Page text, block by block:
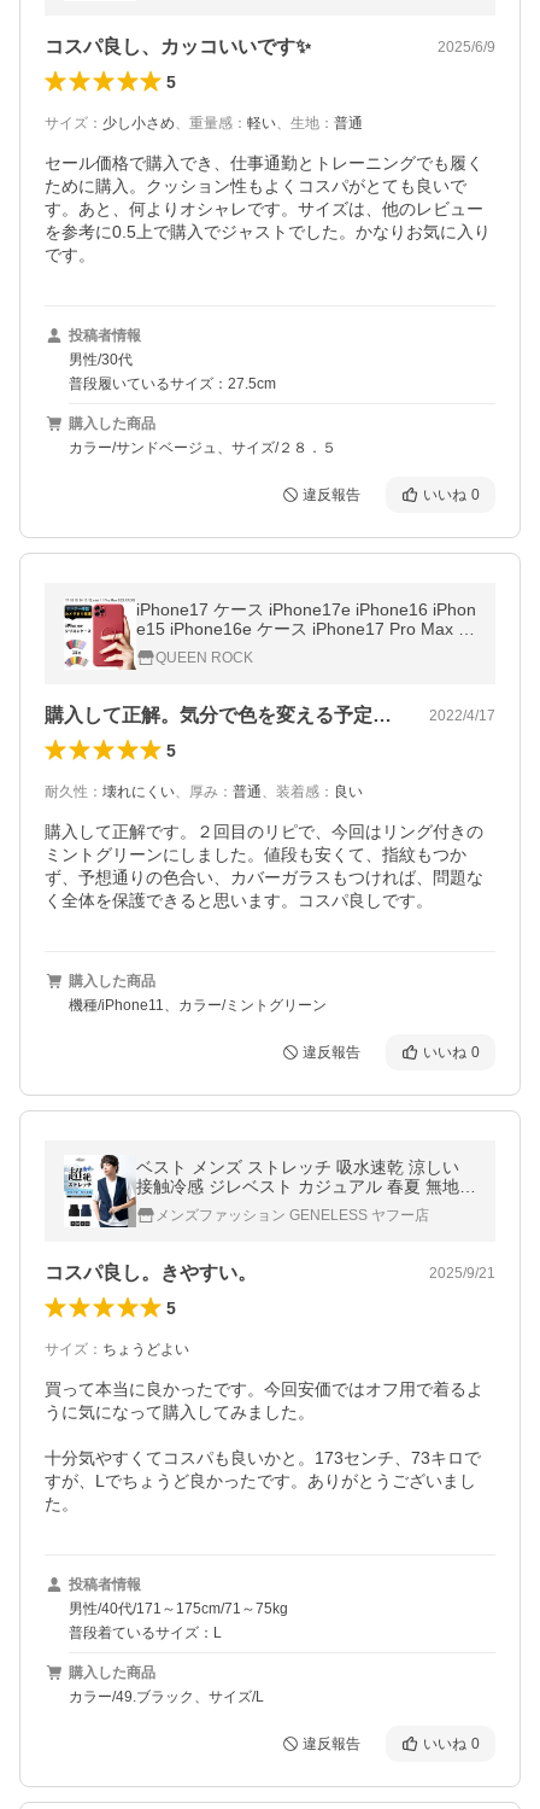
コスパ良し、カッコいいです✨ 2025/6/9
5
サイズ ： 少し小さめ、 重量感 ： 軽い、 生地 ： 普通
セール価格で購入でき、仕事通勤とトレーニングでも履く
ために購入。クッション性もよくコスパがとても良いで
す。あと、何よりオシャレです。サイズは、他のレビュー
を参考に0.5上で購入でジャストでした。かなりお気に入り
です。
投稿者情報
男性/30代
普段履いているサイズ：27.5cm
購入した商品
カラー/サンドベージュ、サイズ/２８．５
違反報告 いいね 0
iPhone17 ケース iPhone17e iPhone16 iPhon
e15 iPhone16e ケース iPhone17 Pro Max Pl
us Air ケース iPhone14 iPhone13 iPhone12
mini 11 SE3 ケース リング付き
QUEEN ROCK
購入して正解。気分で色を変える予定です。 2022/4/17
5
耐久性 ： 壊れにくい、 厚み ： 普通、 装着感 ： 良い
購入して正解です。２回目のリピで、今回はリング付きの
ミントグリーンにしました。値段も安くて、指紋もつか
ず、予想通りの色合い、カバーガラスもつければ、問題な
く全体を保護できると思います。コスパ良しです。
購入した商品
機種/iPhone11、カラー/ミントグリーン
違反報告 いいね 0
ベスト メンズ ストレッチ 吸水速乾 涼しい
接触冷感 ジレベスト カジュアル 春夏 無地 L
在宅 夏 ビジネス おしゃれ シンプル 全2色
通気性
メンズファッション GENELESS ヤフー店
コスパ良し。きやすい。 2025/9/21
5
サイズ ： ちょうどよい
買って本当に良かったです。今回安価ではオフ用で着るよ
うに気になって購入してみました。
十分気やすくてコスパも良いかと。173センチ、73キロで
すが、Lでちょうど良かったです。ありがとうございまし
た。
投稿者情報
男性/40代/171～175cm/71～75kg
普段着ているサイズ：L
購入した商品
カラー/49.ブラック、サイズ/L
違反報告 いいね 0